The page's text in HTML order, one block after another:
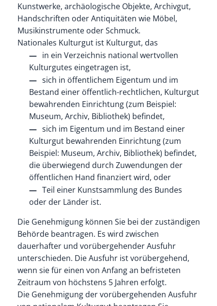
Kunstwerke, archäologische Objekte, Archivgut,
Handschriften oder Antiquitäten wie Möbel,
Musikinstrumente oder Schmuck.
Nationales Kulturgut ist Kulturgut, das
in ein Verzeichnis national wertvollen
Kulturgutes eingetragen ist,
sich in öffentlichem Eigentum und im
Bestand einer öffentlich-rechtlichen, Kulturgut
bewahrenden Einrichtung (zum Beispiel:
Museum, Archiv, Bibliothek) befindet,
sich im Eigentum und im Bestand einer
Kulturgut bewahrenden Einrichtung (zum
Beispiel: Museum, Archiv, Bibliothek) befindet,
die überwiegend durch Zuwendungen der
öffentlichen Hand finanziert wird, oder
Teil einer Kunstsammlung des Bundes
oder der Länder ist.
Die Genehmigung können Sie bei der zuständigen
Behörde beantragen. Es wird zwischen
dauerhafter und vorübergehender Ausfuhr
unterschieden. Die Ausfuhr ist vorübergehend,
wenn sie für einen von Anfang an befristeten
Zeitraum von höchstens 5 Jahren erfolgt.
Die Genehmigung der vorübergehenden Ausfuhr